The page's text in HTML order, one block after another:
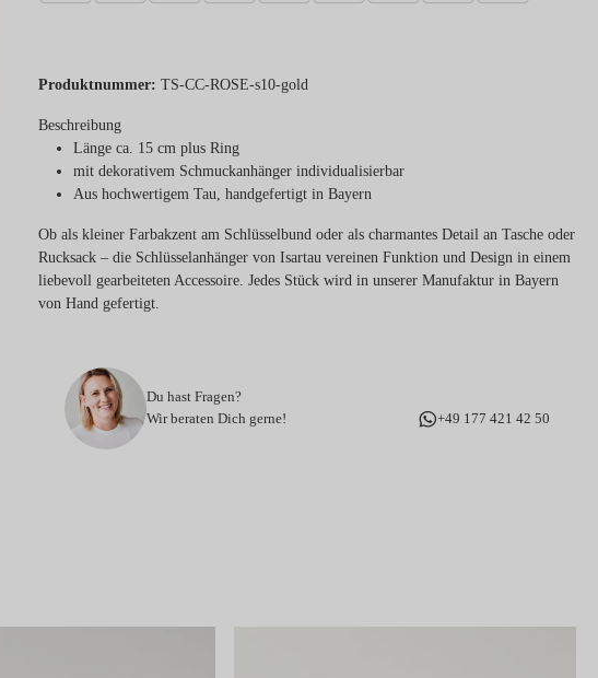
Produktnummer: TS-CC-ROSE-s10-gold
Beschreibung
Länge ca. 15 cm plus Ring
mit dekorativem Schmuckanhänger individualisierbar
Aus hochwertigem Tau, handgefertigt in Bayern
Ob als kleiner Farbakzent am Schlüsselbund oder als charmantes Detail an Tasche oder
Rucksack – die Schlüsselanhänger von Isartau vereinen Funktion und Design in einem
liebevoll gearbeiteten Accessoire. Jedes Stück wird in unserer Manufaktur in Bayern
von Hand gefertigt.
Du hast Fragen?
Wir beraten Dich gerne!
+49 177 421 42 50